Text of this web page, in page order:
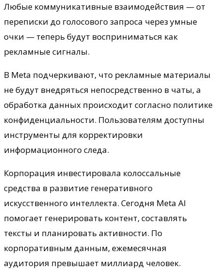
Любые коммуникативные взаимодействия — от
переписки до голосового запроса через умные
очки — теперь будут восприниматься как
рекламные сигналы.
В Meta подчеркивают, что рекламные материалы
не будут внедряться непосредственно в чаты, а
обработка данных происходит согласно политике
конфиденциальности. Пользователям доступны
инструменты для корректировки
информационного следа.
Корпорация инвестировала колоссальные
средства в развитие генеративного
искусственного интеллекта. Сегодня Meta AI
помогает генерировать контент, составлять
тексты и планировать активности. По
корпоративным данным, ежемесячная
аудитория превышает миллиард человек.